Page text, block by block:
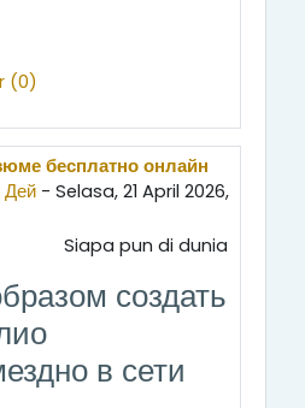
(0)
бесплатно онлайн
Дей - Selasa, 21 April 2026,
Siapa pun di dunia
создать
в сети